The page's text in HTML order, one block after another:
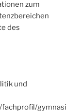
zum
des
und
gymnasi